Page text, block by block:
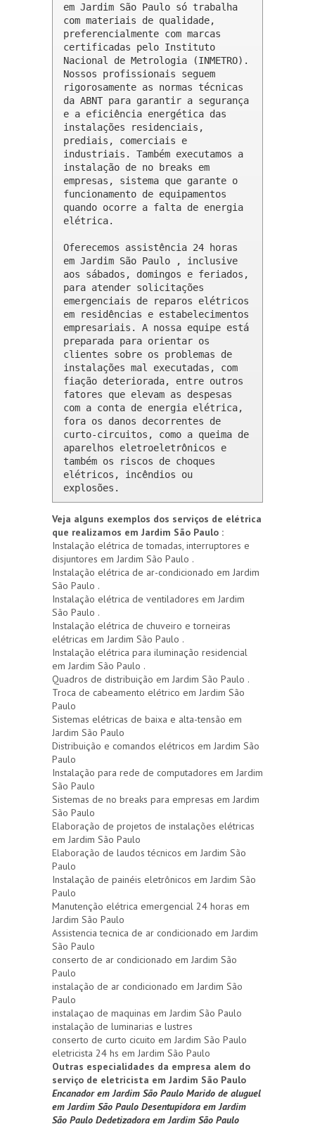
em Jardim São Paulo só trabalha
com materiais de qualidade,
preferencialmente com marcas
certificadas pelo Instituto
Nacional de Metrologia (INMETRO).
Nossos profissionais seguem
rigorosamente as normas técnicas
da ABNT para garantir a segurança
e a eficiência energética das
instalações residenciais,
prediais, comerciais e
industriais. Também executamos a
instalação de no breaks em
empresas, sistema que garante o
funcionamento de equipamentos
quando ocorre a falta de energia
elétrica.
Oferecemos assistência 24 horas
em Jardim São Paulo , inclusive
aos sábados, domingos e feriados,
para atender solicitações
emergenciais de reparos elétricos
em residências e estabelecimentos
empresariais. A nossa equipe está
preparada para orientar os
clientes sobre os problemas de
instalações mal executadas, com
fiação deteriorada, entre outros
fatores que elevam as despesas
com a conta de energia elétrica,
fora os danos decorrentes de
curto-circuitos, como a queima de
aparelhos eletroeletrônicos e
também os riscos de choques
elétricos, incêndios ou
explosões.
Veja alguns exemplos dos serviços de elétrica
que realizamos em Jardim São Paulo :
Instalação elétrica de tomadas, interruptores e
disjuntores em Jardim São Paulo .
Instalação elétrica de ar-condicionado em Jardim
São Paulo .
Instalação elétrica de ventiladores em Jardim
São Paulo .
Instalação elétrica de chuveiro e torneiras
elétricas em Jardim São Paulo .
Instalação elétrica para iluminação residencial
em Jardim São Paulo .
Quadros de distribuição em Jardim São Paulo .
Troca de cabeamento elétrico em Jardim São
Paulo
Sistemas elétricas de baixa e alta-tensão em
Jardim São Paulo
Distribuição e comandos elétricos em Jardim São
Paulo
Instalação para rede de computadores em Jardim
São Paulo
Sistemas de no breaks para empresas em Jardim
São Paulo
Elaboração de projetos de instalações elétricas
em Jardim São Paulo
Elaboração de laudos técnicos em Jardim São
Paulo
Instalação de painéis eletrônicos em Jardim São
Paulo
Manutenção elétrica emergencial 24 horas em
Jardim São Paulo
Assistencia tecnica de ar condicionado em Jardim
São Paulo
conserto de ar condicionado em Jardim São
Paulo
instalação de ar condicionado em Jardim São
Paulo
instalaçao de maquinas em Jardim São Paulo
instalação de luminarias e lustres
conserto de curto cicuito em Jardim São Paulo
eletricista 24 hs em Jardim São Paulo
Outras especialidades da empresa alem do
serviço de eletricista em Jardim São Paulo
Encanador em Jardim São Paulo Marido de aluguel
em Jardim São Paulo Desentupidora em Jardim
São Paulo Dedetizadora em Jardim São Paulo